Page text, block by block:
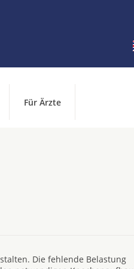
Für Ärzte
Die fehlende Belastung